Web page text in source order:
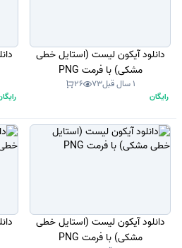
دانلود آیکون لیست (استایل خطی
مشکی) با فرمت PNG
1 سال قبل 73
26
رایگان
دانلود آیکون لیست (استایل خطی
مشکی) با فرمت PNG